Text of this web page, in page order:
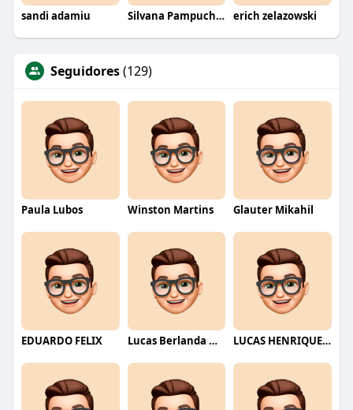
sandi adamiu Silvana Pampuch Andreata erich zelazowski
Seguidores(129)
Paula Lubos Winston Martins Glauter Mikahil
EDUARDO FELIX Lucas Berlanda Moraes LUCAS HENRIQUE RIBEIRO